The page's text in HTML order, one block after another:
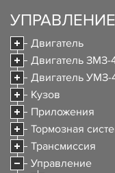
Двигатель
Двигатель ЗМЗ-
Двигатель УМЗ-
Кузов
Приложения
Тормозная
Трансмиссия
Управление